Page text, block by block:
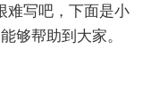
难写吧，下面是小
够帮助到大家。